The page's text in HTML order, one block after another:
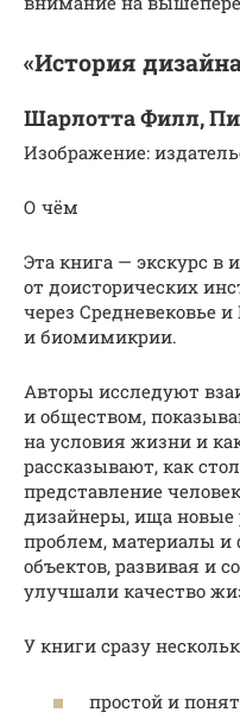
«История
Шарлотта Филл,
Изображение:
О чём
Эта книга — экскурс в
от доисторических
через Средневековье
и биомимикрии.
Авторы исследуют
и обществом,
на условия жизни и
рассказывают, как
представление
дизайнеры, ища
проблем, материалы
объектов, развивая и
улучшали качество
У книги сразу
простой и